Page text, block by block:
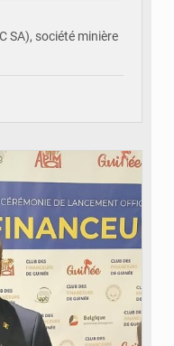
SA), société minière